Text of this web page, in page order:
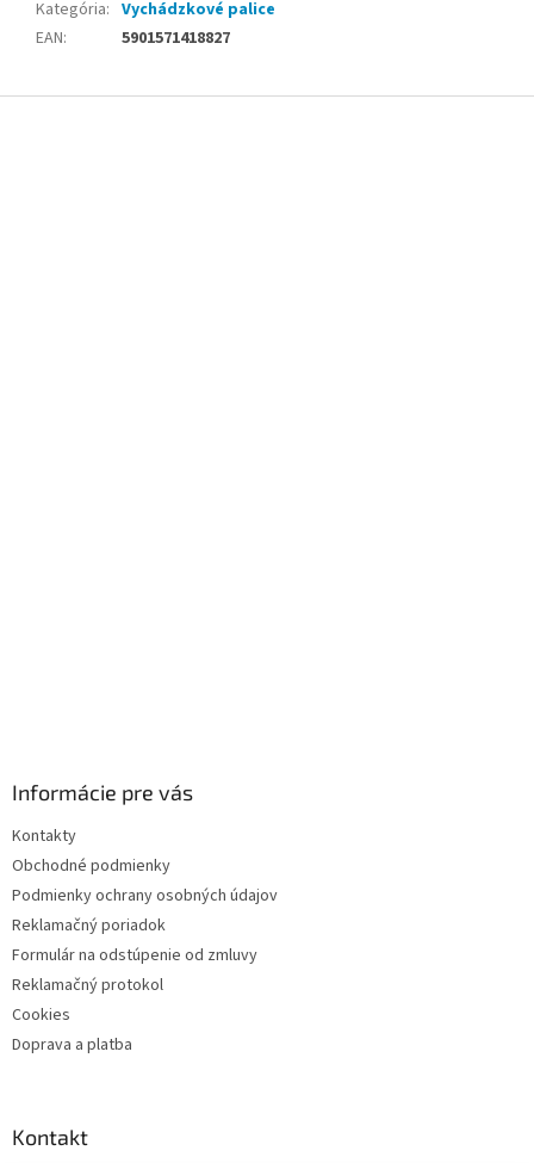
Kategória: Vychádzkové palice
EAN: 5901571418827
Informácie pre vás
Kontakty
Obchodné podmienky
Podmienky ochrany osobných údajov
Reklamačný poriadok
Formulár na odstúpenie od zmluvy
Reklamačný protokol
Cookies
Doprava a platba
Kontakt